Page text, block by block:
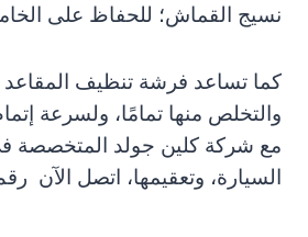
نسيج القماش؛ للحفاظ على
كما تساعد فرشة تنظيف المقاعد
والتخلص منها تمامًا، ولسرعة
مع شركة كلين جولد المتخصصة
السيارة، وتعقيمها، اتصل الآن